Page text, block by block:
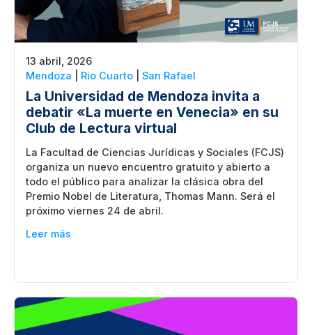
13 abril, 2026
Mendoza
Rio Cuarto San Rafael
La Universidad de Mendoza invita a
debatir «La muerte en Venecia» en su
Club de Lectura virtual
La Facultad de Ciencias Jurídicas y Sociales (FCJS)
organiza un nuevo encuentro gratuito y abierto a
todo el público para analizar la clásica obra del
Premio Nobel de Literatura, Thomas Mann. Será el
próximo viernes 24 de abril.
Leer más